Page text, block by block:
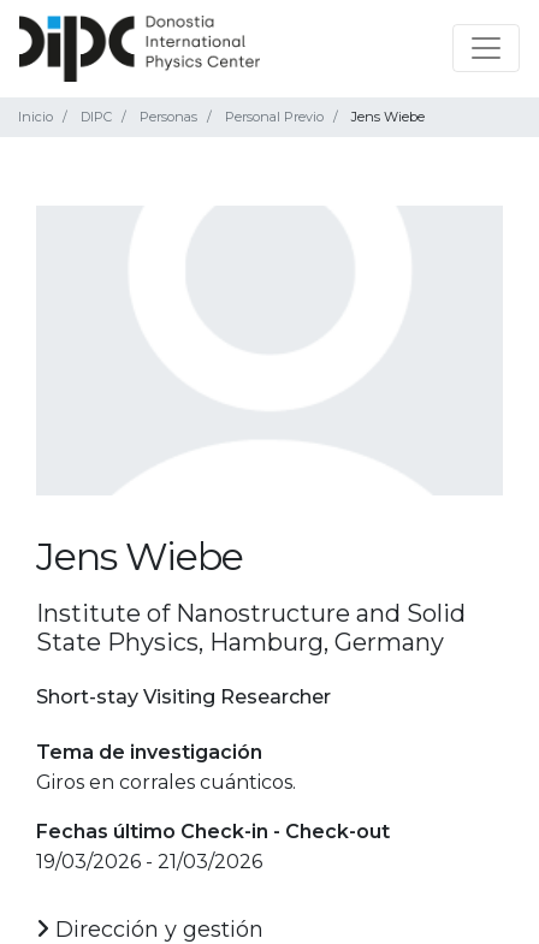
Inicio DIPC Personas Personal Previo Jens Wiebe
Jens Wiebe
Institute of Nanostructure and Solid
State Physics, Hamburg, Germany
Short-stay Visiting Researcher
Tema de investigación
Giros en corrales cuánticos.
Fechas último Check-in - Check-out
19/03/2026 - 21/03/2026
Dirección y gestión